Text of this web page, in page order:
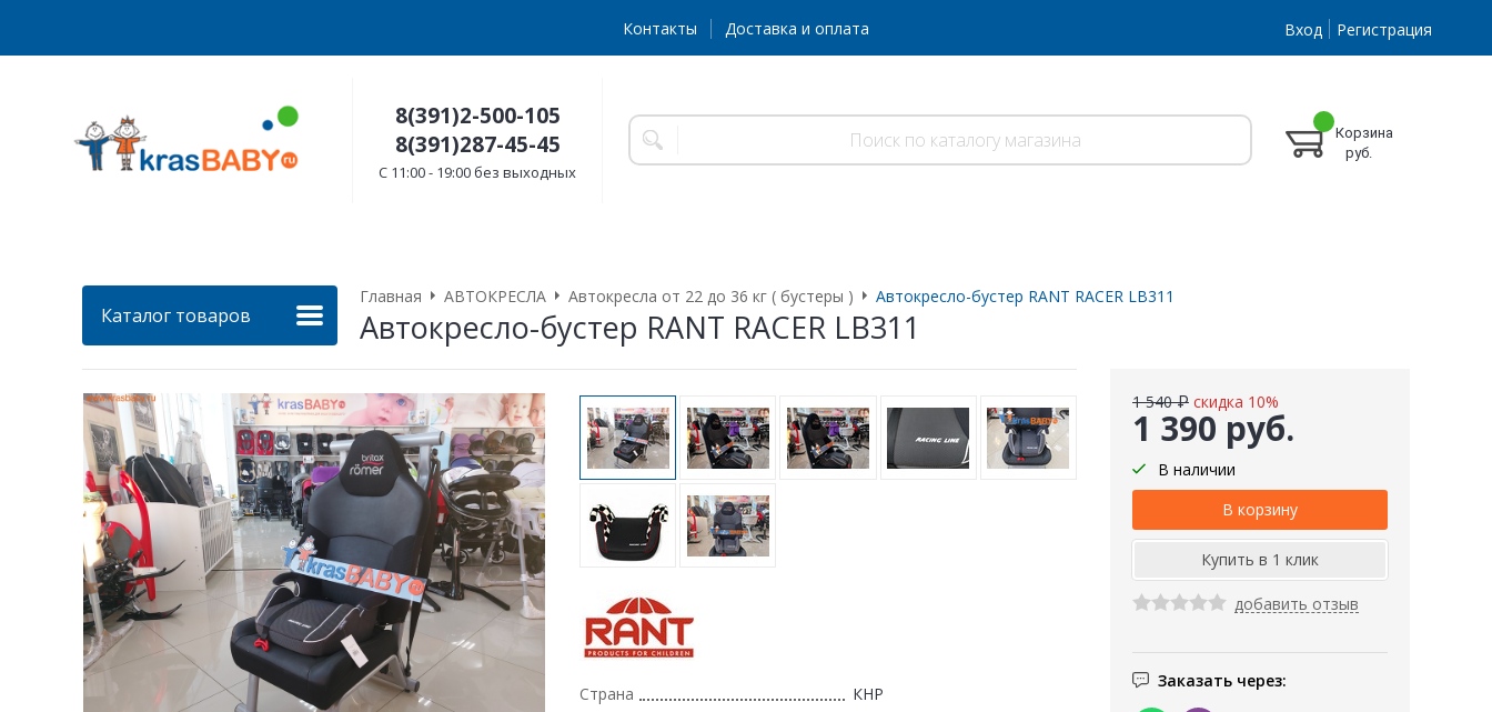
Контакты Доставка и оплата Вход Регистрация
8(391)2-500-105
8(391)287-45-45
C 11:00 - 19:00 без выходных
Корзина
руб.
Каталог товаров
Главная АВТОКРЕСЛА Автокресла от 22 до 36 кг ( бустеры ) Автокресло-бустер RANT RACER LB311
Автокресло-бустер RANT RACER LB311
1 390 руб.
1 540 ₽ скидка 10%
В наличии
добавить отзыв
Заказать через:
Страна КНР